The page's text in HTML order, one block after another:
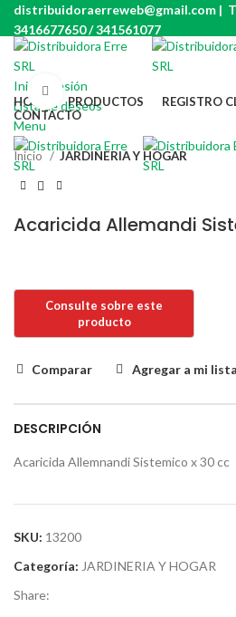
distribuidoraerreweb@gmail.com |
3416677650 / 341561077
Iniciar sesión
Lista de deseos
Menu
HOME PRODUCTOS
REGISTRO
CONTACTO
Click to enlarge
Inicio JARDINERIA Y HOGAR
Acaricida Allemandi
Comparar Agregar a mi
DESCRIPCIÓN
Acaricida Allemnandi Sistemico x 30 cc
SKU: 13200
Categoría: JARDINERIA Y HOGAR
Share: